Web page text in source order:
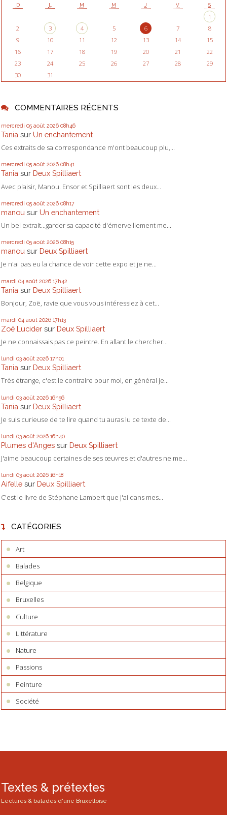
D L M M J V S
1
2
3 4 5 6 7
8
9
10 11 12 13 14
15
16
17 18 19 20 21
22
23
24 25 26 27 28
29
30
31
COMMENTAIRES RÉCENTS
mercredi 05 août 2026 08h46
Tania sur Un enchantement
Ces extraits de sa correspondance m'ont beaucoup plu,...
mercredi 05 août 2026 08h41
Tania sur Deux Spilliaert
Avec plaisir, Manou. Ensor et Spilliaert sont les deux...
mercredi 05 août 2026 08h17
manou sur Un enchantement
Un bel extrait...garder sa capacité d'émerveillement me...
mercredi 05 août 2026 08h15
manou sur Deux Spilliaert
Je n'ai pas eu la chance de voir cette expo et je ne...
mardi 04 août 2026 17h42
Tania sur Deux Spilliaert
Bonjour, Zoë, ravie que vous vous intéressiez à cet...
mardi 04 août 2026 17h13
Zoë Lucider sur Deux Spilliaert
Je ne connaissais pas ce peintre. En allant le chercher...
lundi 03 août 2026 17h01
Tania sur Deux Spilliaert
Très étrange, c'est le contraire pour moi, en général je...
lundi 03 août 2026 16h56
Tania sur Deux Spilliaert
Je suis curieuse de te lire quand tu auras lu ce texte de...
lundi 03 août 2026 16h40
Plumes d'Anges sur Deux Spilliaert
J'aime beaucoup certaines de ses œuvres et d'autres ne me...
lundi 03 août 2026 16h18
Aifelle sur Deux Spilliaert
C'est le livre de Stéphane Lambert que j'ai dans mes...
CATÉGORIES
Art
Balades
Belgique
Bruxelles
Culture
Littérature
Nature
Passions
Peinture
Société
Textes & prétextes
Lectures & balades d'une Bruxelloise